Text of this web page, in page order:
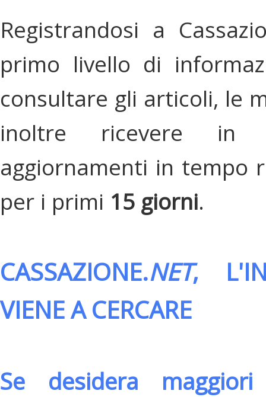
Registrandosi a
primo livello di
consultare gli articoli, le
inoltre ricevere in
aggiornamenti in tempo
per i primi 15 giorni.
CASSAZIONE.NET,
VIENE A CERCARE
Se desidera